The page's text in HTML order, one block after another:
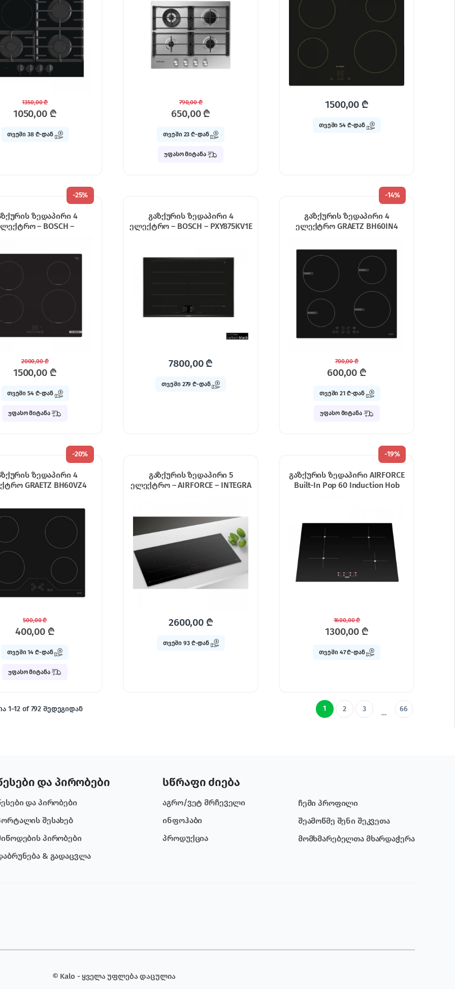
1050,00 ₾
1350,00₾
თვეში 38 ₾-დან
650,00 ₾
790,00₾
თვეში 23 ₾-დან
უფასო მიტანა
1500,00 ₾
თვეში 54 ₾-დან
-25%
ზედაპირი 4
– BOSCH –
1500,00 ₾
2000,00₾
თვეში 54 ₾-დან
უფასო მიტანა
გაზქურის ზედაპირი 4
ელექტრო – BOSCH – PXY875KV1E
7800,00₾
თვეში 279 ₾-დან
-14%
გაზქურის ზედაპირი 4
ელექტრო GRAETZ BH60IN4
600,00 ₾
700,00₾
თვეში 21 ₾-დან
უფასო მიტანა
-20%
ზედაპირი 4
GRAETZ BH60VZ4
400,00 ₾
500,00₾
თვეში 14 ₾-დან
უფასო მიტანა
გაზქურის ზედაპირი 5
ელექტრო – AIRFORCE – INTEGRA
2600,00 ₾
თვეში 93 ₾-დან
-19%
გაზქურის ზედაპირი AIRFORCE
Built-In Pop 60 Induction Hob
1300,00 ₾
1600,00₾
თვეში 47 ₾-დან
1–12 of 792 შედეგიდან 1 2 3 … 66
და პირობები
და პირობები
შესახებ
პირობები
& გადაცვლა
სწრაფი ძიება
აგრო/ვეტ მრჩეველი
ინფოჰაბი
პროდუქცია
ჩემი პროფილი
შეამოწმე შენი შეკვეთა
მომხმარებელთა მხარდაჭერა
© Kalo - ყველა უფლება დაცულია